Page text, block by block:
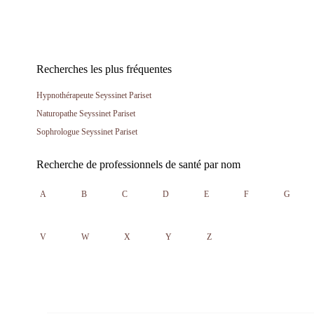
Recherches les plus fréquentes
Hypnothérapeute Seyssinet Pariset
Naturopathe Seyssinet Pariset
Sophrologue Seyssinet Pariset
Recherche de professionnels de santé par nom
A B C D E F G
V W X Y Z